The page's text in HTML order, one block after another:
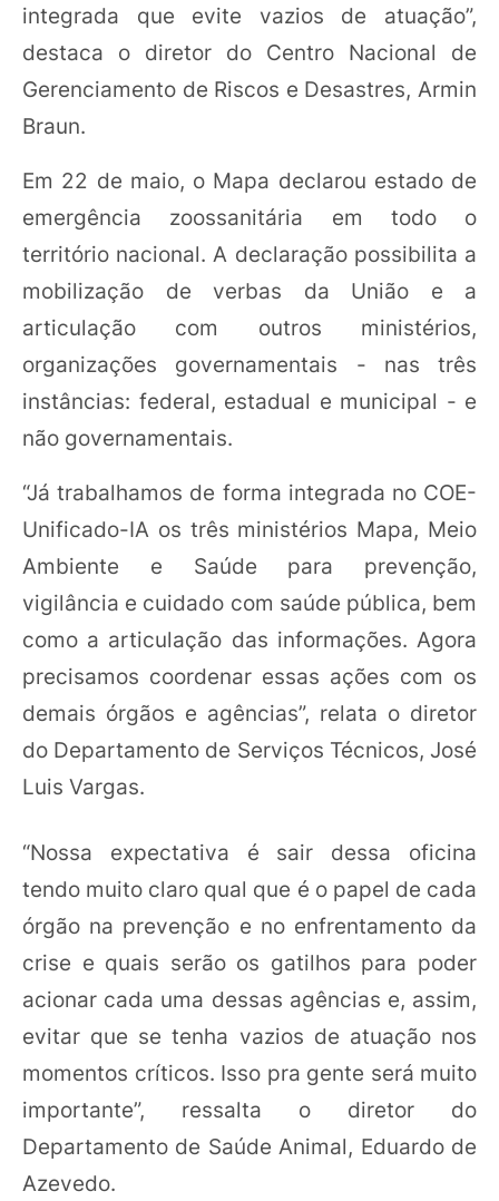
integrada que evite vazios de atuação”,
destaca o diretor do Centro Nacional de
Gerenciamento de Riscos e Desastres, Armin
Braun.
Em 22 de maio, o Mapa declarou estado de
emergência zoossanitária em todo o
território nacional. A declaração possibilita a
mobilização de verbas da União e a
articulação com outros ministérios,
organizações governamentais - nas três
instâncias: federal, estadual e municipal - e
não governamentais.
“Já trabalhamos de forma integrada no COE-
Unificado-IA os três ministérios Mapa, Meio
Ambiente e Saúde para prevenção,
vigilância e cuidado com saúde pública, bem
como a articulação das informações. Agora
precisamos coordenar essas ações com os
demais órgãos e agências”, relata o diretor
do Departamento de Serviços Técnicos, José
Luis Vargas.
“Nossa expectativa é sair dessa oficina
tendo muito claro qual que é o papel de cada
órgão na prevenção e no enfrentamento da
crise e quais serão os gatilhos para poder
acionar cada uma dessas agências e, assim,
evitar que se tenha vazios de atuação nos
momentos críticos. Isso pra gente será muito
importante”, ressalta o diretor do
Departamento de Saúde Animal, Eduardo de
Azevedo.